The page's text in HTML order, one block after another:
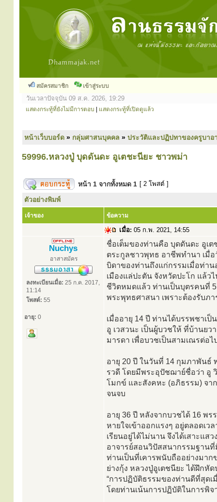
สมัครสมาชิก เข้าสู่ระบบ
วันเวลาปัจจุบัน 09 ส.ค. 2026, 19:29
แสดงกระทู้ที่ยังไม่มีการตอบ แสดงกระทู้ที่เปิดดูแล้ว
หน้าเว็บบอร์ด » กลุ่มศาสนบุคคล » ประวัติและปฏิปทาของครูบาอ
59996.หลวงปู่ บุดดันดะ อูเตชะนียะ ชาวพม่า
หน้า 1 จากทั้งหมด 1 [ 2 โพสต์ ]
ตัวอย่างพิมพ์
เจ้าของ ข้อความ
เมื่อ: 05 ก.พ. 2021, 14:55
Nuchys
อาสาสมัคร
ลงทะเบียนเมื่อ: 25 ก.ค. 2017,
11:14
โพสต์: 55
อายุ: 0
ชื่อเต็มของท่านคือ บุดดันดะ อูเ
ตระกูลชาวพุทธ อาชีพทำนา เมื่
บิดาของท่านถึงแก่กรรมเมื่อท่าน
เมืองแล่ปะตัน จังหวัดปะโก แล้ว
ชีวิตหมดแล้ว ท่านเป็นบุตรคนที่
พระพุทธศาสนา เพราะต้องรับภ
เมื่ออายุ 14 ปี ท่านได้บรรพชาเ
อู เวสวนะ เป็นผู้บวชให้ ที่บ้านยว
มารดา เพื่อบวชเป็นสามเณรต่อไ
อายุ 20 ปี ในวันที่ 14 กุมภาพันธ์
รวดี โดยมีพระอุปัชฌาย์ชื่อว่า อู
โมกข์ และสังคหะ (อภิธรรม) จา
จนจบ
อายุ 36 ปี หลังจากบวชได้ 16 พ
หายใจเข้าออกแรงๆ อยู่ตลอดเ
เรียนอยู่ได้ไม่นาน จึงได้เสาะแ
อาจารย์สอนวิปัสสนากรรมฐาน
ท่านเป็นที่เคารพนับถืออย่างมาก
ย่างกุ้ง หลวงปู่อูเตชนียะ ได้ฝึกหั
“การปฏิบัติธรรมของท่านดีที่สุดเ
โดยท่านเน้นการปฏิบัติในการพิจ